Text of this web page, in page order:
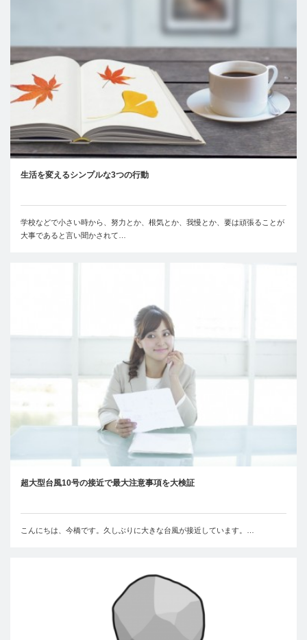
生活を変えるシンプルな3つの行動
学校などで小さい時から、努力とか、根気とか、我慢とか、要は頑張ることが
大事であると言い聞かされて…
超大型台風10号の接近で最大注意事項を大検証
こんにちは、今橋です。久しぶりに大きな台風が接近しています。…